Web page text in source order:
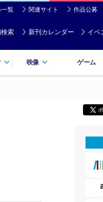
一覧 関連サイト 作品公募
索 新刊カレンダー イベ
映像 ゲーム